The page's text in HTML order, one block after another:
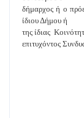
δήμαρχος ή ο
ίδιου Δήμου ή
της ίδιας
επιτυχόντος